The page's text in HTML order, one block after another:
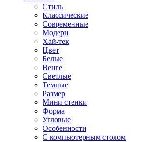
Стиль
Классические
Современные
Модерн
Хай-тек
Цвет
Белые
Венге
Светлые
Темные
Размер
Мини стенки
Форма
Угловые
Особенности
С компьютерным столом